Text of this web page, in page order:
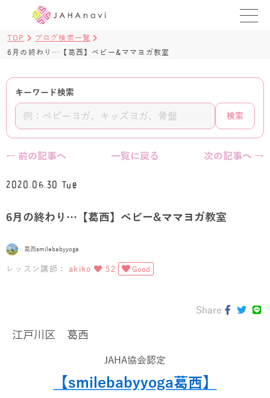
レッスンを探す
BLOG
ヨガ資格講座 ›
TOP
ブログ検索一覧
6月の終わり…【葛西】ベビー&ママヨガ教室
キーワード検索
検索
← 前の記事へ 一覧に戻る 次の記事へ →
2020.06.30 Tue
6月の終わり…【葛西】ベビー&ママヨガ教室
葛西smilebabyyoga
レッスン講師： akiko 52 Good
Share
江戸川区 葛西
JAHA協会認定
【smilebabyyoga葛西】